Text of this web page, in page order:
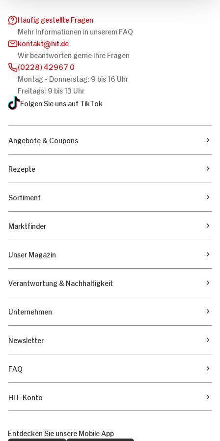
Häufig gestellte Fragen
Mehr Informationen in unserem FAQ
kontakt
hit.de
Wir beantworten gerne Ihre Fragen
(0228) 42967 0
Montag - Donnerstag: 9 bis 16 Uhr
Freitags: 9 bis 13 Uhr
Folgen Sie uns auf TikTok
Angebote & Coupons
Rezepte
Sortiment
Marktfinder
Unser Magazin
Verantwortung & Nachhaltigkeit
Unternehmen
Newsletter
FAQ
HIT-Konto
Entdecken Sie unsere Mobile App